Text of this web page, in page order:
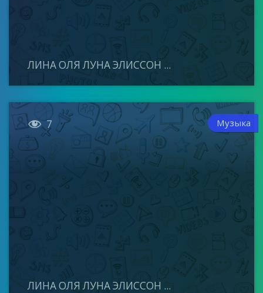
ЛИНА ОЛЯ ЛУНА ЭЛИССОН ...
 7 Музыка
ЛИНА ОЛЯ ЛУНА ЭЛИССОН ...